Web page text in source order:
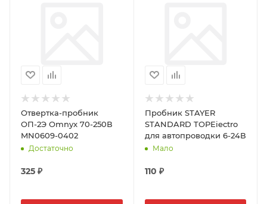
Отвертка-пробник
ОП-2Э Omnyx 70-250В
MN0609-0402
Достаточно
325 ₽
Пробник STAYER
STANDARD TOPEiectro
для автопроводки 6-24В
Мало
110 ₽